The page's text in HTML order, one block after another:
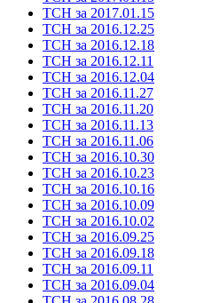
ТСН за 2017.01.15
ТСН за 2016.12.25
ТСН за 2016.12.18
ТСН за 2016.12.11
ТСН за 2016.12.04
ТСН за 2016.11.27
ТСН за 2016.11.20
ТСН за 2016.11.13
ТСН за 2016.11.06
ТСН за 2016.10.30
ТСН за 2016.10.23
ТСН за 2016.10.16
ТСН за 2016.10.09
ТСН за 2016.10.02
ТСН за 2016.09.25
ТСН за 2016.09.18
ТСН за 2016.09.11
ТСН за 2016.09.04